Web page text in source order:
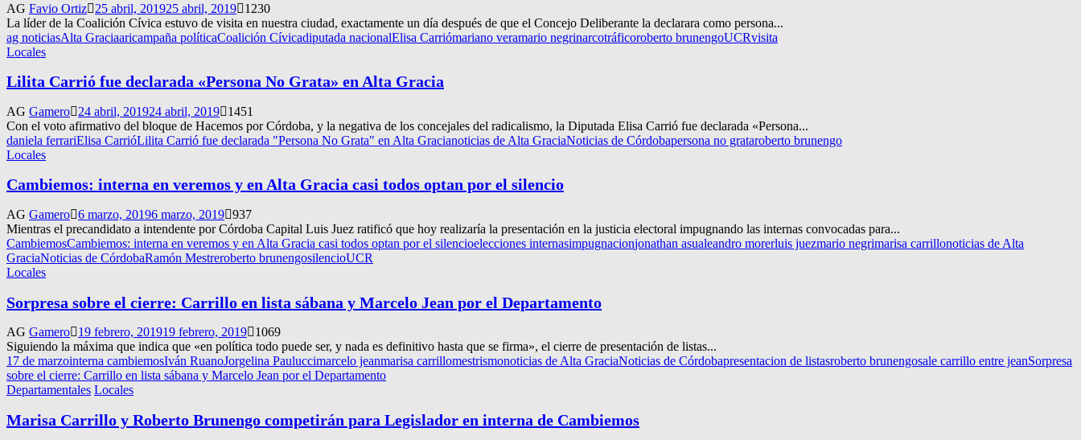
AG Favio Ortiz 25 abril, 201925 abril, 2019
1230
La líder de la Coalición Cívica estuvo de visita en nuestra ciudad, exactamente un día después de que el Concejo Deliberante la declarara como persona...
ag noticiasAlta Graciaaricampaña políticaCoalición Cívicadiputada nacionalElisa Carriómariano veramario negrinarcotráficoroberto brunengoUCRvisita
Locales
Lilita Carrió fue declarada «Persona No Grata» en Alta Gracia
AG Gamero 24 abril, 201924 abril, 2019
1451
Con el voto afirmativo del bloque de Hacemos por Córdoba, y la negativa de los concejales del radicalismo, la Diputada Elisa Carrió fue declarada «Persona...
daniela ferrariElisa CarrióLilita Carrió fue declarada "Persona No Grata" en Alta Gracianoticias de Alta GraciaNoticias de Córdobapersona no grataroberto brunengo
Locales
Cambiemos: interna en veremos y en Alta Gracia casi todos optan por el silencio
AG Gamero 6 marzo, 20196 marzo, 2019 937
Mientras el precandidato a intendente por Córdoba Capital Luis Juez ratificó que hoy realizaría la presentación en la justicia electoral impugnando las internas convocadas para...
CambiemosCambiemos: interna en veremos y en Alta Gracia casi todos optan por el silencioelecciones internasimpugnacionjonathan asualeandro morerluis juezmario negrimarisa carrillonoticias de Alta
GraciaNoticias de CórdobaRamón Mestreroberto brunengosilencioUCR
Locales
Sorpresa sobre el cierre: Carrillo en lista sábana y Marcelo Jean por el Departamento
AG Gamero 19 febrero, 201919 febrero, 2019
1069
Siguiendo la máxima que indica que «en política todo puede ser, y nada es definitivo hasta que se firma», el cierre de presentación de listas...
17 de marzointerna cambiemosIván RuanoJorgelina Pauluccimarcelo jeanmarisa carrillomestrismonoticias de Alta GraciaNoticias de Córdobapresentacion de listasroberto brunengosale carrillo entre jeanSorpresa
sobre el cierre: Carrillo en lista sábana y Marcelo Jean por el Departamento
Departamentales Locales
Marisa Carrillo y Roberto Brunengo competirán para Legislador en interna de Cambiemos